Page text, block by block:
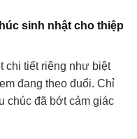
sinh nhật cho thiệp
chi tiết riêng như biệt
đang theo đuổi. Chỉ
chúc đã bớt cảm giác